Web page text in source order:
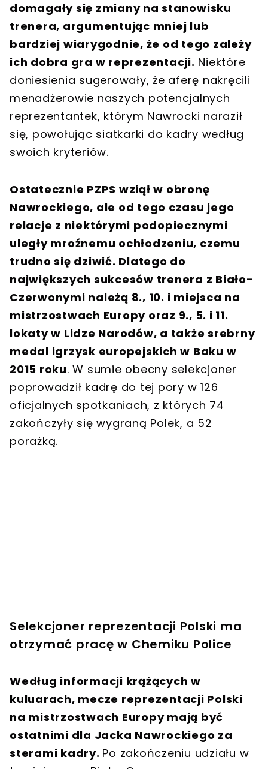
domagały się zmiany na stanowisku
trenera, argumentując mniej lub
bardziej wiarygodnie, że od tego zależy
ich dobra gra w reprezentacji. Niektóre
doniesienia sugerowały, że aferę nakręcili
menadżerowie naszych potencjalnych
reprezentantek, którym Nawrocki naraził
się, powołując siatkarki do kadry według
swoich kryteriów.
Ostatecznie PZPS wziął w obronę
Nawrockiego, ale od tego czasu jego
relacje z niektórymi podopiecznymi
uległy mroźnemu ochłodzeniu, czemu
trudno się dziwić. Dlatego do
największych sukcesów trenera z Biało-
Czerwonymi należą 8., 10. i miejsca na
mistrzostwach Europy oraz 9., 5. i 11.
lokaty w Lidze Narodów, a także srebrny
medal igrzysk europejskich w Baku w
2015 roku. W sumie obecny selekcjoner
poprowadził kadrę do tej pory w 126
oficjalnych spotkaniach, z których 74
zakończyły się wygraną Polek, a 52
porażką.
Selekcjoner reprezentacji Polski ma
otrzymać pracę w Chemiku Police
Według informacji krążących w
kuluarach, mecze reprezentacji Polski
na mistrzostwach Europy mają być
ostatnimi dla Jacka Nawrockiego za
sterami kadry. Po zakończeniu udziału w